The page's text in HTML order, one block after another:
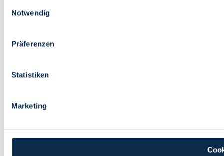
Notwendig
Präferenzen
Statistiken
Marketing